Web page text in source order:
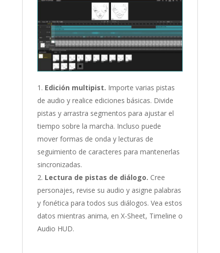
Edición multipist. Importe varias pistas
de audio y realice ediciones básicas. Divide
pistas y arrastra segmentos para ajustar el
tiempo sobre la marcha. Incluso puede
mover formas de onda y lecturas de
seguimiento de caracteres para mantenerlas
sincronizadas.
Lectura de pistas de diálogo. Cree
personajes, revise su audio y asigne palabras
y fonética para todos sus diálogos. Vea estos
datos mientras anima, en X-Sheet, Timeline o
Audio HUD.